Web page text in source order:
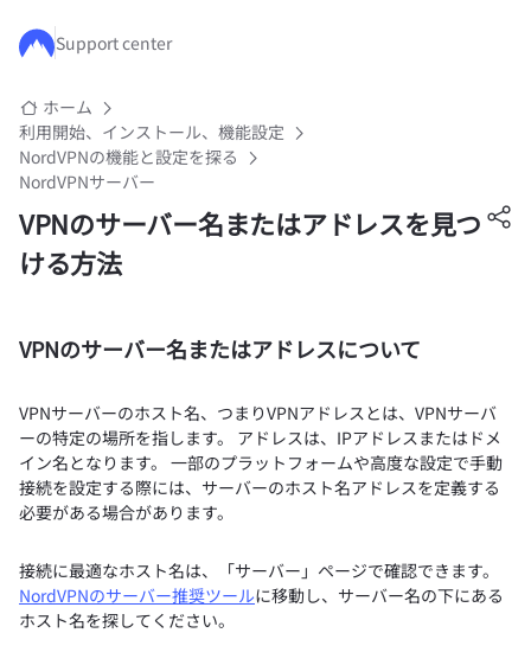
メインコンテンツにスキップ
Support center
ホーム
利用開始、インストール、機能設定
NordVPNの機能と設定を探る
NordVPNサーバー
VPNのサーバー名またはアドレスを見つ
ける方法
VPNのサーバー名またはアドレスについて
VPNサーバーのホスト名、つまりVPNアドレスとは、VPNサーバ
ーの特定の場所を指します。 アドレスは、IPアドレスまたはドメ
イン名となります。 一部のプラットフォームや高度な設定で手動
接続を設定する際には、サーバーのホスト名アドレスを定義する
必要がある場合があります。
接続に最適なホスト名は、「サーバー」ページで確認できます。
NordVPNのサーバー推奨ツールに移動し、サーバー名の下にある
ホスト名を探してください。